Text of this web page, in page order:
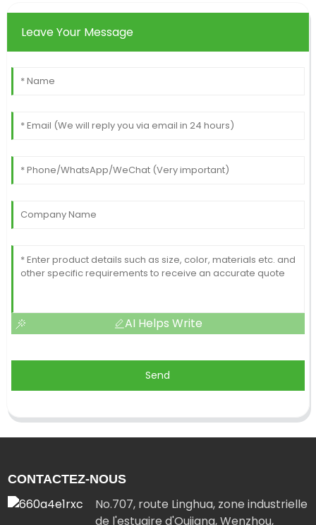
Leave Your Message
AI Helps Write
Send
CONTACTEZ-NOUS
No.707, route Linghua, zone industrielle
de l'estuaire d'Oujiang, Wenzhou,